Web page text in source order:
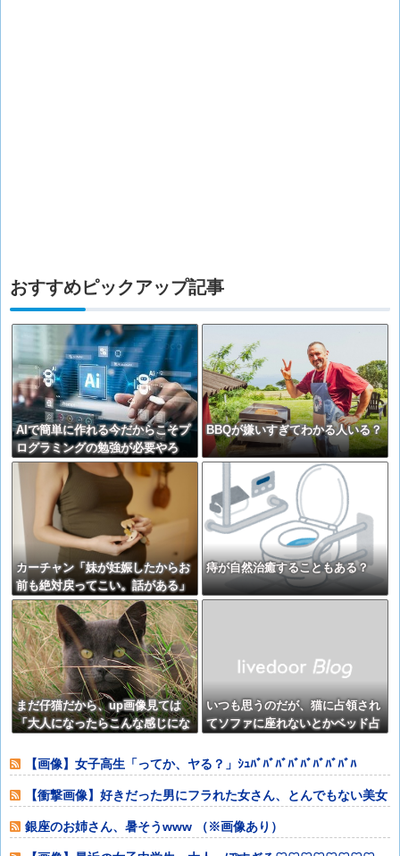
おすすめピックアップ記事
AIで簡単に作れる今だからこそプ
ログラミングの勉強が必要やろ
BBQが嫌いすぎてわかる人いる？
カーチャン「妹が妊娠したからお
前も絶対戻ってこい。話がある」
⇒･････バレたか？⇒！！
痔が自然治癒することもある？
まだ仔猫だから、up画像見ては
「大人になったらこんな感じにな
【再】
いつも思うのだが、猫に占領され
てソファに座れないとかベッド占
【再】
【画像】女子高生「ってか、ヤる？」ｼｭﾊﾞﾊﾞﾊﾞﾊﾞﾊﾞﾊﾞﾊﾞﾊﾞﾊ
【衝撃画像】好きだった男にフラれた女さん、とんでもない美女
に仰天チェンジ
銀座のお姉さん、暑そうwww （※画像あり）